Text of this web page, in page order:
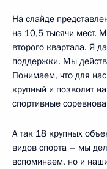
На слайде
на 10,5 тысячи мест.
второго квартала. Я
поддержки. Мы
Понимаем, что для
крупный и позволит
спортивные
А так 18 крупных
видов спорта – мы
вспоминаем, но и